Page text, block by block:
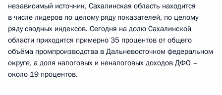
независимый источник, Сахалинская область находится
в числе лидеров по целому ряду показателей, по целому
ряду сводных индексов. Сегодня на долю Сахалинской
области приходится примерно 35 процентов от общего
объёма промпроизводства в Дальневосточном федеральном
округе, а доля налоговых и неналоговых доходов ДФО –
около 19 процентов.